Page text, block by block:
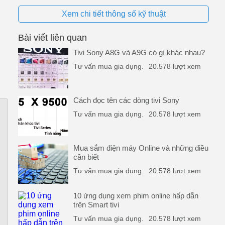
Xem chi tiết thông số kỹ thuật
Bài viết liên quan
Tivi Sony A8G và A9G có gì khác nhau?
Tư vấn mua gia dụng. 20.578 lượt xem
Cách đọc tên các dòng tivi Sony
Tư vấn mua gia dụng. 20.578 lượt xem
Mua sắm điện máy Online và những điều
cần biết
Tư vấn mua gia dụng. 20.578 lượt xem
10 ứng dụng xem phim online hấp dẫn
trên Smart tivi
Tư vấn mua gia dụng. 20.578 lượt xem